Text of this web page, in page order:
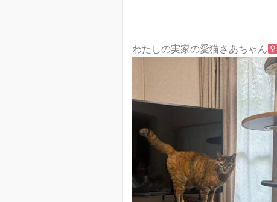
わたしの実家の愛猫さあちゃん